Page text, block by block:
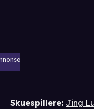
Skuespillere: Jing